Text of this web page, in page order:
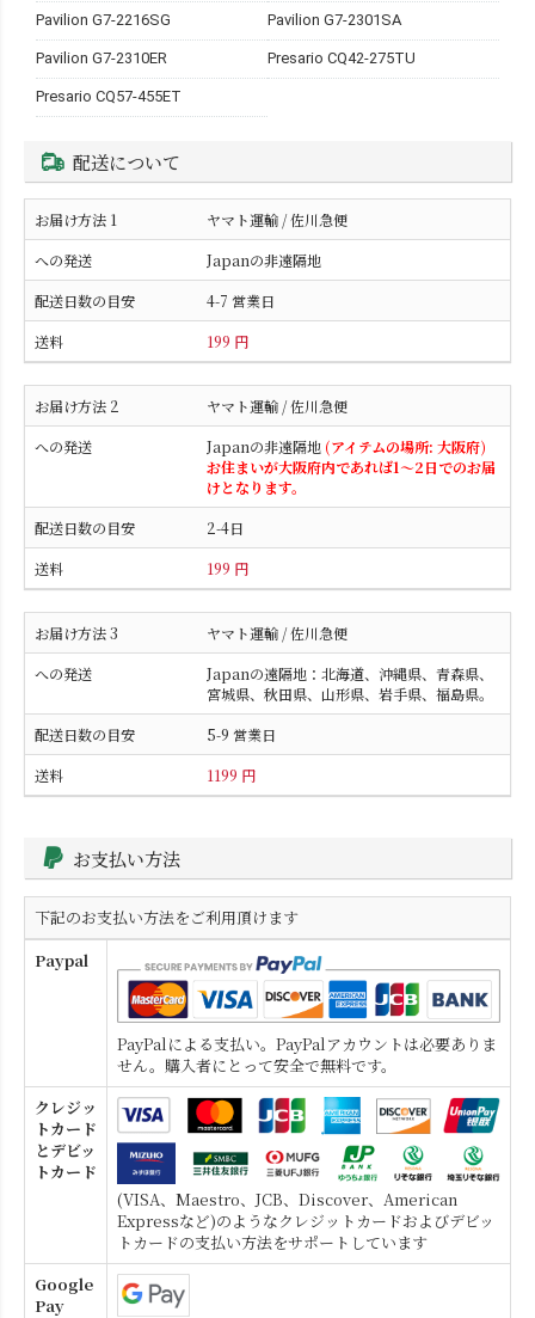
Pavilion G7-2216SG Pavilion G7-2301SA
Pavilion G7-2310ER Presario CQ42-275TU
Presario CQ57-455ET
配送について
ヤマト運輸 / 佐川急便
Japanの非遠隔地
4-7 営業日
199 円
ヤマト運輸 / 佐川急便
Japanの非遠隔地 (アイテムの場所: 大阪府)
お住まいが大阪府内であれば1～2日でのお届
けとなります。
2-4日
199 円
ヤマト運輸 / 佐川急便
Japanの遠隔地：北海道、沖縄県、青森県、
宮城県、秋田県、山形県、岩手県、福島県。
5-9 営業日
1199 円
お支払い方法
下記のお支払い方法をご利用頂けます
Paypal
PayPalによる支払い。PayPalアカウントは必要ありま
せん。購入者にとって安全で無料です。
クレジッ
トカード
とデビッ
トカード
(VISA、Maestro、JCB、Discover、American
Expressなど)のようなクレジットカードおよびデビッ
トカードの支払い方法をサポートしています
Google
Pay